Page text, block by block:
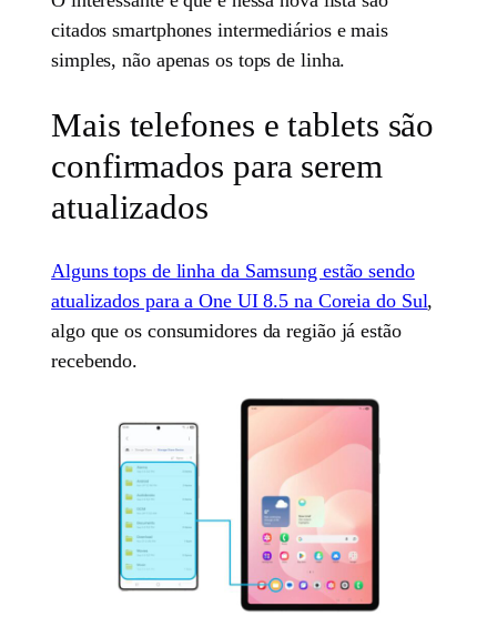
citados smartphones intermediários e mais
simples, não apenas os tops de linha.
Mais telefones e tablets são
confirmados para serem
atualizados
Alguns tops de linha da Samsung estão sendo
atualizados para a One UI 8.5 na Coreia do Sul,
algo que os consumidores da região já estão
recebendo.